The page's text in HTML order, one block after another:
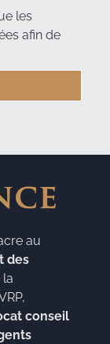
les
afin de
au
des
la
conseil